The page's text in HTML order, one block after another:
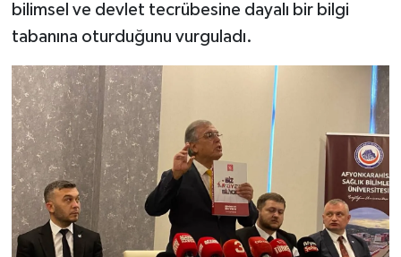
bilimsel ve devlet tecrübesine dayalı bir bilgi
tabanına oturduğunu vurguladı.